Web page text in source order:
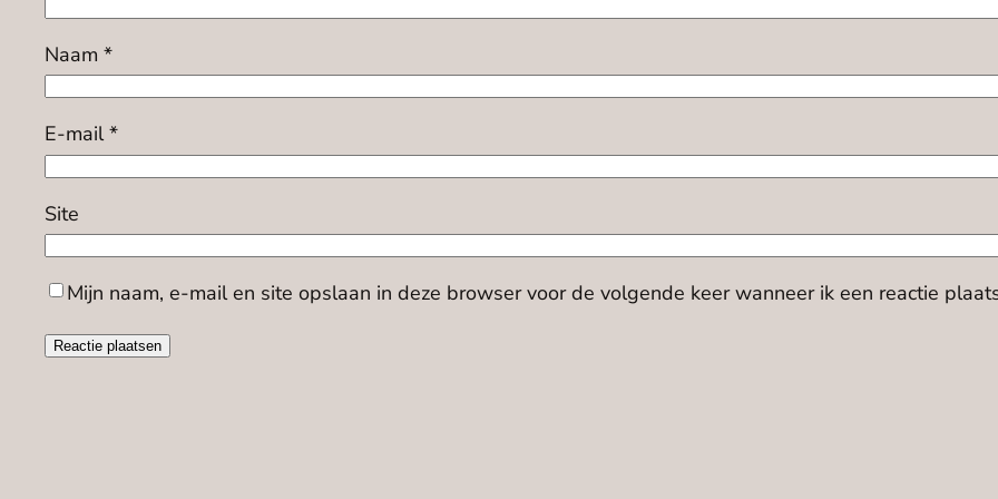
Naam *
E-mail*
Site
Mijn naam, e-mail en site opslaan in deze browser voor de volgende keer wanneer ik een reactie